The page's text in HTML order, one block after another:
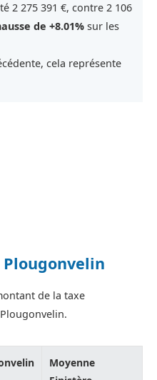
2 275 391 €, contre 2 106
de +8.01% sur les
cela représente
de la taxe
Moyenne